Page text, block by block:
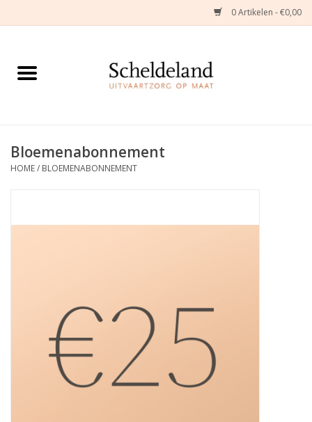
0 Artikelen - €0,00
Home
Herinneringsjuwelen
Troostartikelen
Grafdecoratie
Naar website SCHELDE.LAND
Bloemenabonnement
HOME/ BLOEMENABONNEMENT